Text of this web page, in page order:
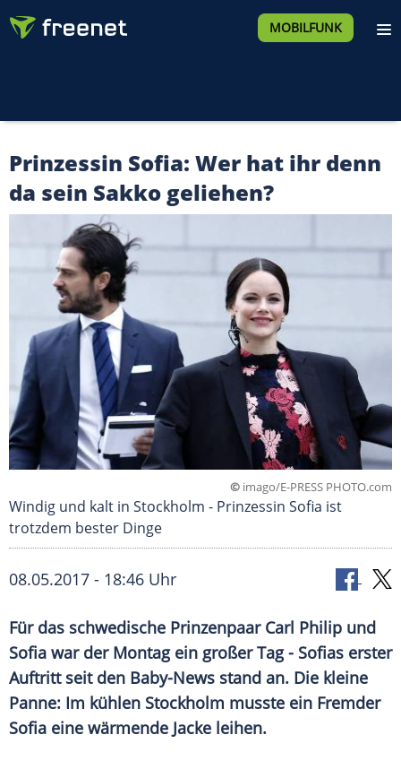
MOBILFUNK
Prinzessin Sofia: Wer hat ihr denn
da sein Sakko geliehen?
© imago/E-PRESS PHOTO.com
Windig und kalt in Stockholm - Prinzessin Sofia ist
trotzdem bester Dinge
08.05.2017 - 18:46 Uhr
Für das schwedische Prinzenpaar Carl Philip und
Sofia war der Montag ein großer Tag - Sofias erster
Auftritt seit den Baby-News stand an. Die kleine
Panne: Im kühlen Stockholm musste ein Fremder
Sofia eine wärmende Jacke leihen.